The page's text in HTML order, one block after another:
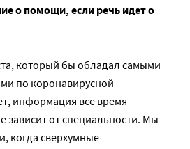
о помощи, если речь идет о
который бы обладал самыми
по коронавирусной
информация все время
зависит от специальности. Мы
когда сверхумные